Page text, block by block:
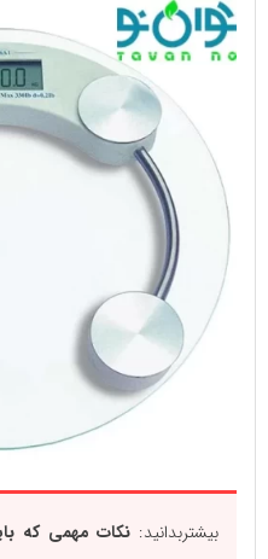
بیشتربدانید: نکات مهمی که